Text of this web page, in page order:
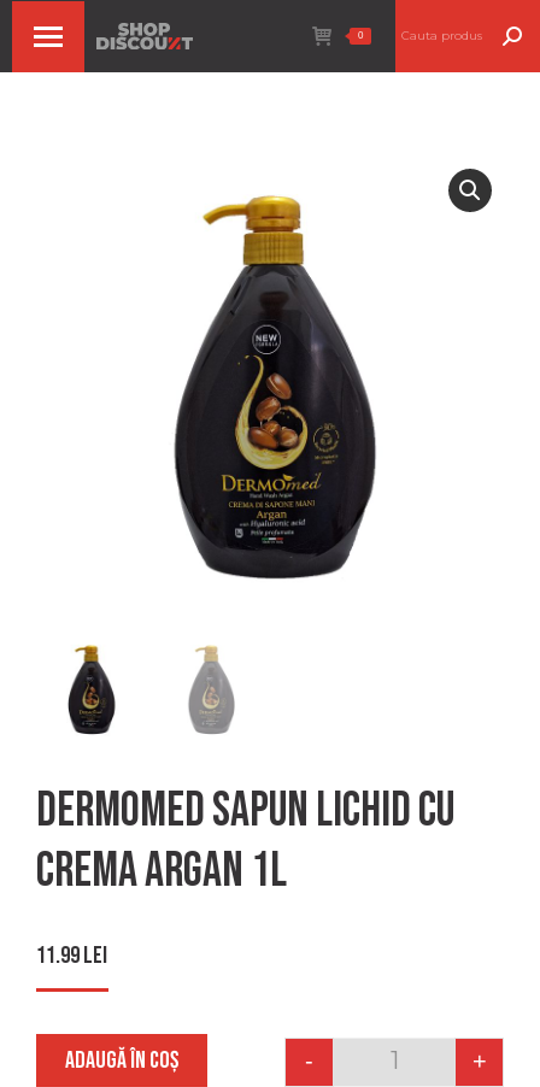
0
Dermomed Sapun lichid cu
crema argan 1L
11.99lei
Quantity
- +
ADAUGĂ ÎN COȘ